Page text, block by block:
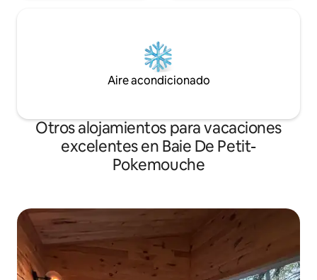
Aire acondicionado
Otros alojamientos para vacaciones
excelentes en Baie De Petit-
Pokemouche